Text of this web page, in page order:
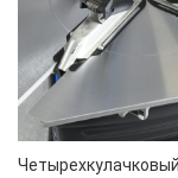
Четырехкулачковый